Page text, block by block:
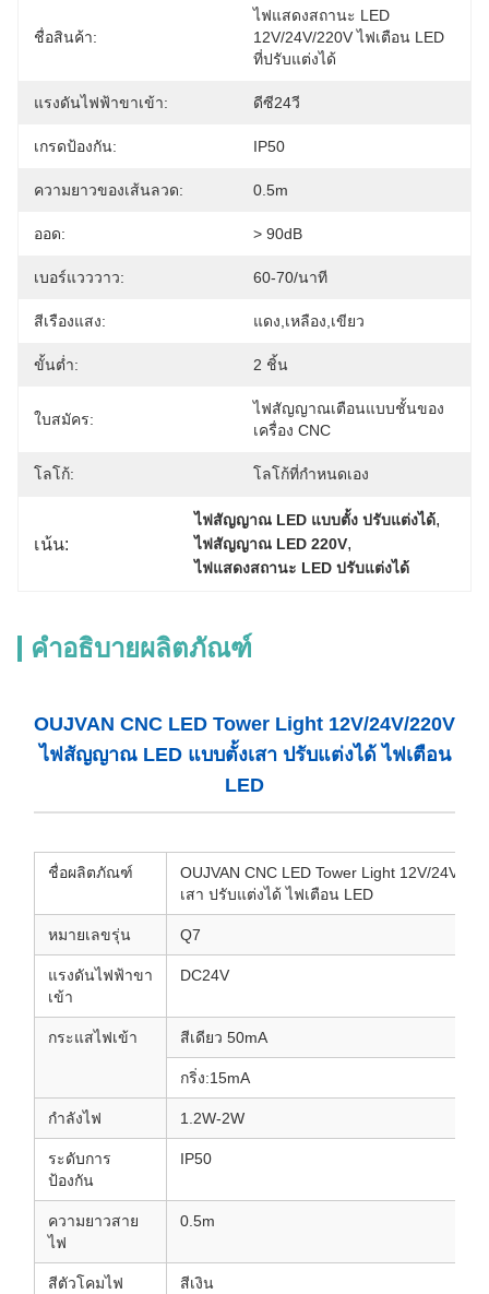
ชื่อสินค้า:
ไฟแสดงสถานะ LED
12V/24V/220V ไฟเตือน LED
ที่ปรับแต่งได้
แรงดันไฟฟ้าขาเข้า: ดีซี24วี
เกรดป้องกัน: IP50
ความยาวของเส้นลวด: 0.5m
ออด: > 90dB
เบอร์แวววาว: 60-70/นาที
สีเรืองแสง: แดง,เหลือง,เขียว
ขั้นต่ำ: 2 ชิ้น
ใบสมัคร:
ไฟสัญญาณเตือนแบบชั้นของ
เครื่อง CNC
โลโก้: โลโก้ที่กำหนดเอง
เน้น:
ไฟสัญญาณ LED แบบตั้ง ปรับแต่งได้,
ไฟสัญญาณ LED 220V,
ไฟแสดงสถานะ LED ปรับแต่งได้
คำอธิบายผลิตภัณฑ์
OUJVAN CNC LED Tower Light 12V/24V/220V
ไฟสัญญาณ LED แบบตั้งเสา ปรับแต่งได้ ไฟเตือน
LED
ชื่อผลิตภัณฑ์
OUJVAN CNC LED Tower Light 12V/24V/
เสา ปรับแต่งได้ ไฟเตือน LED
หมายเลขรุ่น Q7
แรงดันไฟฟ้าขา
เข้า
DC24V
กระแสไฟเข้า สีเดียว 50mA
กริ่ง:15mA
กำลังไฟ 1.2W-2W
ระดับการ
ป้องกัน
IP50
ความยาวสาย
ไฟ
0.5m
สีตัวโคมไฟ สีเงิน